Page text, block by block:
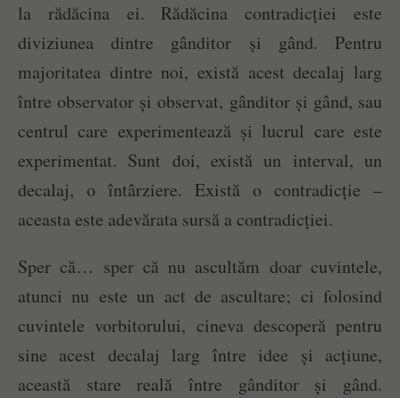
la rădăcina ei. Rădăcina contradicției este
diviziunea dintre gânditor și gând. Pentru
majoritatea dintre noi, există acest decalaj larg
între observator și observat, gânditor și gând, sau
centrul care experimentează și lucrul care este
experimentat. Sunt doi, există un interval, un
decalaj, o întârziere. Există o contradicție –
aceasta este adevărata sursă a contradicției.
Sper că… sper că nu ascultăm doar cuvintele,
atunci nu este un act de ascultare; ci folosind
cuvintele vorbitorului, cineva descoperă pentru
sine acest decalaj larg între idee și acțiune,
această stare reală între gânditor și gând.